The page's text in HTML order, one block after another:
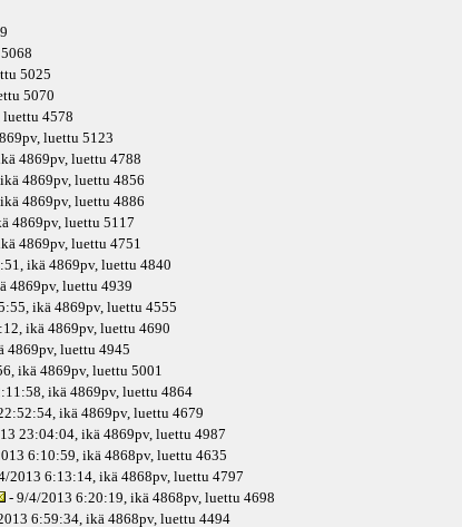
5025
5070
luettu 4578
, luettu 5123
4869pv, luettu 4788
4869pv, luettu 4856
4869pv, luettu 4886
4869pv, luettu 5117
4869pv, luettu 4751
ikä 4869pv, luettu 4840
4869pv, luettu 4939
ikä 4869pv, luettu 4555
ikä 4869pv, luettu 4690
4869pv, luettu 4945
ikä 4869pv, luettu 5001
ikä 4869pv, luettu 4864
ikä 4869pv, luettu 4679
23:04:04, ikä 4869pv, luettu 4987
6:10:59, ikä 4868pv, luettu 4635
2013 6:13:14, ikä4868pv, luettu 4797
- 9/4/2013 6:20:19, ikä 4868pv, luettu 4698
6:59:34, ikä 4868pv, luettu 4494